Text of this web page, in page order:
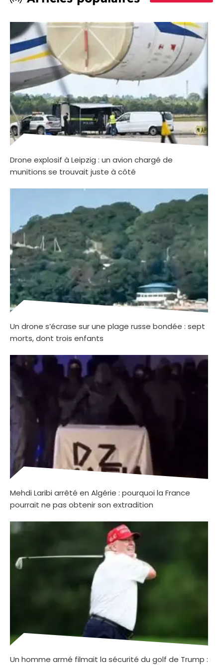
Drone explosif à Leipzig : un avion chargé de
munitions se trouvait juste à côté
Un drone s’écrase sur une plage russe bondée : sept
morts, dont trois enfants
Mehdi Laribi arrêté en Algérie : pourquoi la France
pourrait ne pas obtenir son extradition
Un homme armé filmait la sécurité du golf de Trump :